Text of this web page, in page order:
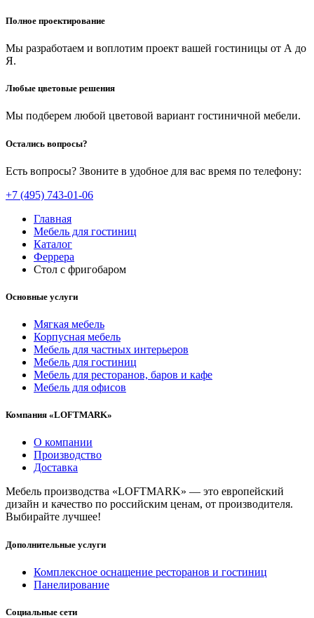
Полное проектирование
Мы разработаем и воплотим проект вашей гостиницы от А до
Я.
Любые цветовые решения
Мы подберем любой цветовой вариант гостиничной мебели.
Остались вопросы?
Есть вопросы? Звоните в удобное для вас время по телефону:
+7 (495) 743-01-06
Главная
Мебель для гостиниц
Каталог
Феррера
Стол с фригобаром
Основные услуги
Мягкая мебель
Корпусная мебель
Мебель для частных интерьеров
Мебель для гостиниц
Мебель для ресторанов, баров и кафе
Мебель для офисов
Компания «LOFTMARK»
О компании
Производство
Доставка
Мебель производства «LOFTMARK» — это европейский
дизайн и качество по российским ценам, от производителя.
Выбирайте лучшее!
Дополнительные услуги
Комплексное оснащение ресторанов и гостиниц
Панелирование
Социальные сети